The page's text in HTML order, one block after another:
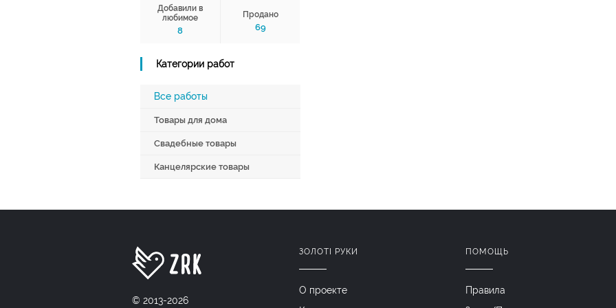
Добавили в
любимое
8
Продано
69
Категории работ
Все работы
Товары для дома
Свадебные товары
Канцелярские товары
© 2013-2026
ЗОЛОТІ РУКИ
О проекте
ПОМОЩЬ
Правила